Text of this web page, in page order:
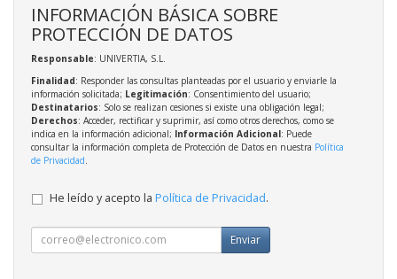
INFORMACIÓN BÁSICA SOBRE
PROTECCIÓN DE DATOS
Responsable: UNIVERTIA, S.L.
Finalidad: Responder las consultas planteadas por el usuario y enviarle la
información solicitada; Legitimación: Consentimiento del usuario;
Destinatarios: Solo se realizan cesiones si existe una obligación legal;
Derechos: Acceder, rectificar y suprimir, así como otros derechos, como se
indica en la información adicional; Información Adicional: Puede
consultar la información completa de Protección de Datos en nuestra Política
de Privacidad
He leído y acepto la Política de Privacidad.
Enviar